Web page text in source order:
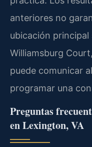
anteriores no
ubicación
Williamsburg
puede comunicar al
programar una
Preguntas
en Lexington, VA